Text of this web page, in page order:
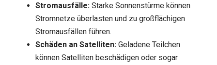
Stromausfälle:Starke Sonnenstürme können
Stromnetze überlasten und zu großflächigen
Stromausfällen führen.
Schäden an Satelliten:Geladene Teilchen
können Satelliten beschädigen oder sogar